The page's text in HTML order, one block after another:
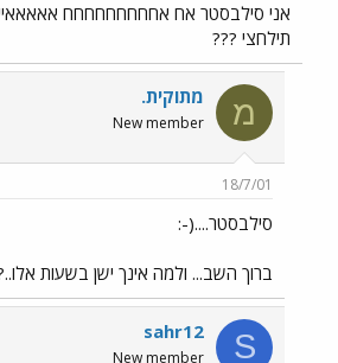
אני סילבסטר אח אחחחחחחחחח
תילחצי ???
מ מתוקית.
New member
18/7/01
סילבסטר....(-:
ברוך השב... ולמה אינך ישן בשעות
S
sahr12
New member